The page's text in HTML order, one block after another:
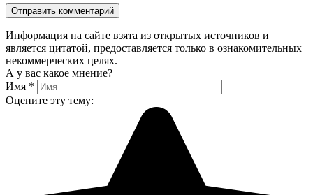
Информация на сайте взята из открытых источников и
является цитатой, предоставляется только в ознакомительных
некоммерческих целях.
А у вас какое мнение?
Имя *
Оцените эту тему: